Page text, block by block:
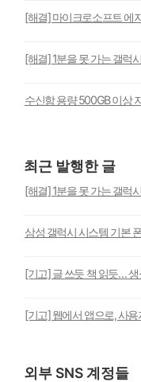
[해결] 마이크로소프트 에
[해결] 1분을 못 가는 갤럭
수신함 용량 500GB 이상
최근 발행한 글
[해결] 1분을 못 가는 갤럭
삼성 갤럭시 시스템 기본
[기고] 글 쓰듯 책 읽듯… 생
[기고] 웹에서 앱으로, 사
외부 SNS 계정들